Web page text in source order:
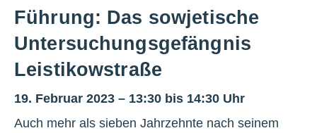
Führung: Das sowjetische
Untersuchungsgefängnis
Leistikowstraße
19. Februar 2023 – 13:30 bis 14:30 Uhr
Auch mehr als sieben Jahrzehnte nach seinem